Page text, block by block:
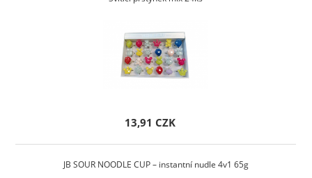
13,91 CZK
JB SOUR NOODLE CUP – instantní nudle 4v1 65g